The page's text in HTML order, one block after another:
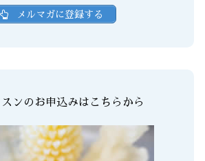
メルマガに登録する
ンのお申込みはこちらから